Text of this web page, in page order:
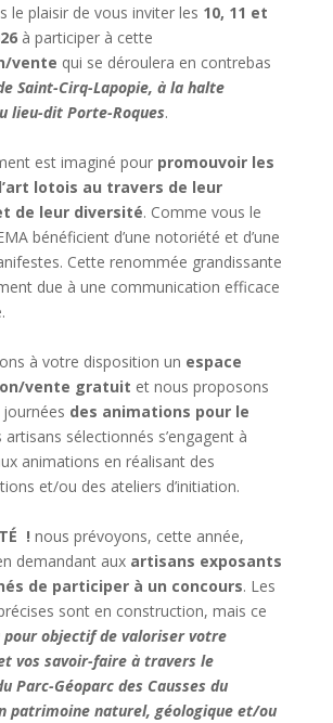
le plaisir de vous inviter les 10, 11 et
à participer à cette
vente qui se déroulera en contrebas
Saint-Cirq-Lapopie, à la halte
lieu-dit Porte-Roques.
est imaginé pour promouvoir les
lotois au travers de leur
de leur diversité. Comme vous le
bénéficient d’une notoriété et d’une
Cette renommée grandissante
due à une communication efficace
à votre disposition un espace
vente gratuit et nous proposons
des animations pour le
artisans sélectionnés s’engagent à
animations en réalisant des
et/ou des ateliers d’initiation.
! nous prévoyons, cette année,
demandant aux artisans exposants
de participer à un concours. Les
sont en construction, mais ce
pour objectif de valoriser votre
vos savoir-faire à travers le
Parc-Géoparc des Causses du
patrimoine naturel, géologique et/ou